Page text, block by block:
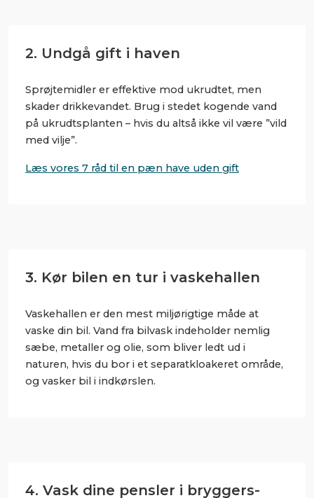
2. Undgå gift i haven
Sprøjtemidler er effektive mod ukrudtet, men
skader drikkevandet. Brug i stedet kogende vand
på ukrudtsplanten – hvis du altså ikke vil være ”vild
med vilje”.
Læs vores 7 råd til en pæn have uden gift
3. Kør bilen en tur i vaskehallen
Vaskehallen er den mest miljørigtige måde at
vaske din bil. Vand fra bilvask indeholder nemlig
sæbe, metaller og olie, som bliver ledt ud i
naturen, hvis du bor i et separatkloakeret område,
og vasker bil i indkørslen.
4. Vask dine pensler i bryggers-